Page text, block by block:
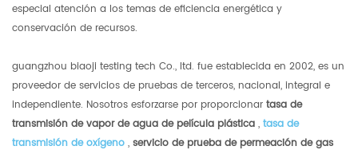
especial atención a los temas de eficiencia energética y
conservación de recursos.
guangzhou biaoji testing tech Co., ltd. fue establecida en 2002, es un
proveedor de servicios de pruebas de terceros, nacional, integral e
independiente. Nosotros esforzarse por proporcionar tasa de
transmisión de vapor de agua de película plástica , tasa de
transmisión de oxígeno , servicio de prueba de permeación de gas